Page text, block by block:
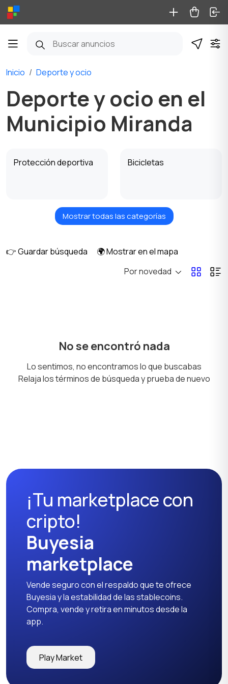
Inicio Deporte y ocio
Deporte y ocio en el
Municipio Miranda
Protección deportiva Bicicletas
Patines y monopatines Patinetas y Scooters
Deportes acuáticos
libre
dardos
Entrenadores y fitness
Otros
Mostrar todas las categorías
👉 Guardar búsqueda
🌍 Mostrar en el mapa
Por novedad
No se encontró nada
Lo sentimos, no encontramos lo que buscabas
Relaja los términos de búsqueda y prueba de nuevo
¡Tu marketplace con
cripto!
Buyesia
marketplace
Vende seguro con el respaldo que te ofrece
Buyesia y la estabilidad de las stablecoins.
Compra, vende y retira en minutos desde la
app.
Play Market